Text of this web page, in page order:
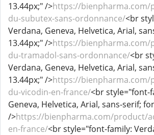
13.44px;" />https://bienpharma.com/
du-subutex-sans-ordonnance/<br
Verdana, Geneva, Helvetica, Arial,
13.44px;" />https://bienpharma.com/
du-tramadol-sans-ordonnance/<br
Verdana, Geneva, Helvetica, Arial,
13.44px;" />https://bienpharma.com/
du-vicodin-en-france/<br style="font-
Geneva, Helvetica, Arial, sans-serif;
/>https://bienpharma.com/product/
en-france/<br style="font-family: